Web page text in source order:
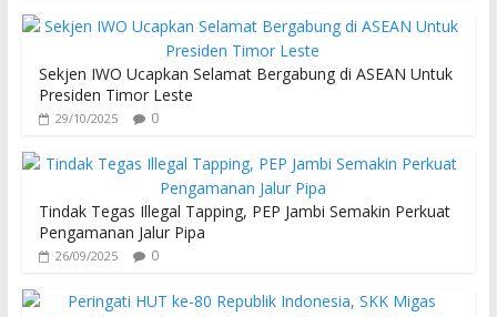
Sekjen IWO Ucapkan Selamat Bergabung di ASEAN Untuk
Presiden Timor Leste
29/10/2025 0
Tindak Tegas Illegal Tapping, PEP Jambi Semakin Perkuat
Pengamanan Jalur Pipa
26/09/2025 0